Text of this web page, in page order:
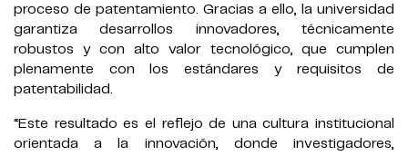
proceso de patentamiento. Gracias a ello, la universidad
garantiza desarrollos innovadores, técnicamente
robustos y con alto valor tecnológico, que cumplen
plenamente con los estándares y requisitos de
patentabilidad.
“Este resultado es el reflejo de una cultura institucional
orientada a la innovación, donde investigadores,